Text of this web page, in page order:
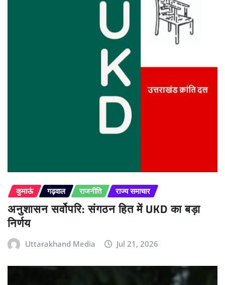
कुमाऊं गढ़वाल राजनीति राज्य समाचार
अनुशासन सर्वोपरि: संगठन हित में UKD का बड़ा
निर्णय
Uttarakhand Media Jul 21, 2026